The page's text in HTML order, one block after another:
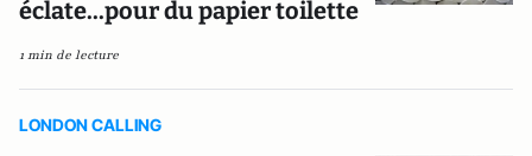
éclate...pour du papier toilette
1 min de lecture
LONDON CALLING